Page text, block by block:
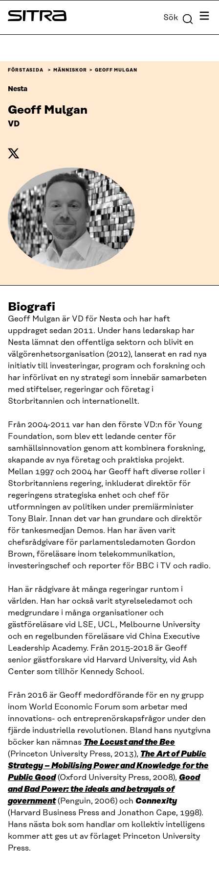
Skip to
content
Sitra Sök Meny
FÖRSTASIDA MÄNNISKOR GEOFF MULGAN
Nesta
Geoff Mulgan
VD
Biografi
Geoff Mulgan är VD för Nesta och har haft
uppdraget sedan 2011. Under hans ledarskap har
Nesta lämnat den offentliga sektorn och blivit en
välgörenhetsorganisation (2012), lanserat en rad nya
initiativ till investeringar, program och forskning och
har införlivat en ny strategi som innebär samarbeten
med stiftelser, regeringar och företag i
Storbritannien och internationellt.
Från 2004-2011 var han den förste VD:n för Young
Foundation, som blev ett ledande center för
samhällsinnovation genom att kombinera forskning,
skapande av nya företag och praktiska projekt.
Mellan 1997 och 2004 har Geoff haft diverse roller i
Storbritanniens regering, inkluderat direktör för
regeringens strategiska enhet och chef för
utformningen av politiken under premiärminister
Tony Blair. Innan det var han grundare och direktör
för tankesmedjan Demos. Han har även varit
chefsrådgivare för parlamentsledamoten Gordon
Brown, föreläsare inom telekommunikation,
investeringschef och reporter för BBC i TV och radio.
Han är rådgivare åt många regeringar runtom i
världen. Han har också varit styrelseledamot och
medgrundare i många organisationer och
gästföreläsare vid LSE, UCL, Melbourne University
och en regelbunden föreläsare vid China Executive
Leadership Academy. Från 2015-2018 är Geoff
senior gästforskare vid Harvard University, vid Ash
Center som tillhör Kennedy School.
Från 2016 är Geoff medordförande för en ny grupp
inom World Economic Forum som arbetar med
innovations- och entreprenörskapsfrågor under den
fjärde industriella revolutionen. Bland hans nyutgivna
böcker kan nämnas The Locust and the Bee
(Princeton University Press, 2013), The Art of Public
Strategy – Mobilising Power and Knowledge for the
Public Good(Oxford University Press, 2008), Good
and Bad Power: the ideals and betrayals of
government(Penguin, 2006) och Connexity
(Harvard Business Press and Jonathon Cape, 1998).
Hans nästa bok som handlar om kollektiv intelligens
kommer att ges ut av förlaget Princeton University
Press.